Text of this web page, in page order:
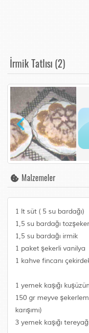
İrmik Tatlısı (2)
Malzemeler
1 lt süt ( 5 su bardağı)
1,5 su bardağı tozşeker
1,5 su bardağı irmik
1 paket şekerli vanilya
1 kahve fincanı
1 yemek kaşığı
150 gr meyve
karışımı)
3 yemek kaşığı